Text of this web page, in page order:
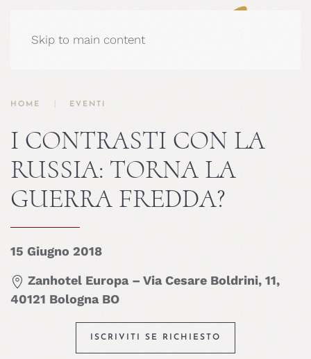
Skip to main content
HOME EVENTI
I CONTRASTI CON LA
RUSSIA: TORNA LA
GUERRA FREDDA?
15 Giugno 2018
Zanhotel Europa – Via Cesare Boldrini, 11,
40121 Bologna BO
ISCRIVITI SE RICHIESTO